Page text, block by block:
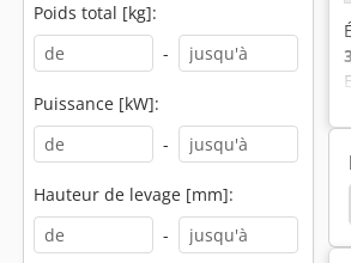
Poids total [kg]:
-
Puissance [kW]:
-
Hauteur de levage [mm]:
-
Fiat 8088 Fiat 780